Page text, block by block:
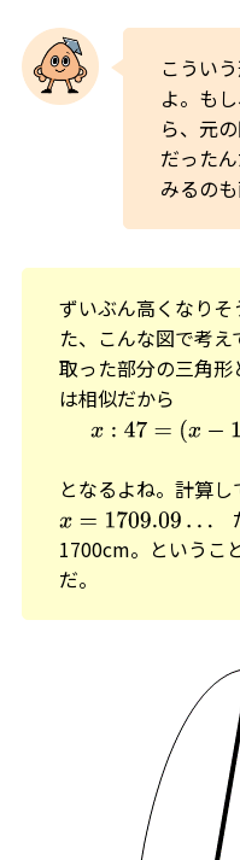
こうい
よ。も
ら、元
だった
みるのも
ずいぶん高くなり
た、こんな図で考え
取った部分の三角
は相似だから
x: 47=(x−1000):
となるよね。計算し
x=1709.09…
1700cm。というこ
だ。